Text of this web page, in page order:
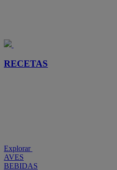
RECETAS
Explorar
AVES
BEBIDAS